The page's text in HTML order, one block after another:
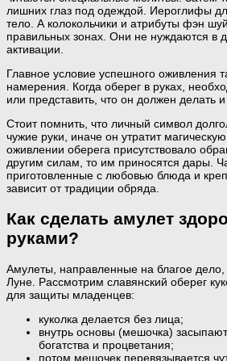
лишних глаз под одеждой. Иероглифы
тело. А колокольчики и атрибуты фэн
правильных зонах. Они не нуждаются в
активации.
Главное условие успешного оживления
намерения. Когда оберег в руках,
или представить, что он должен делать
Стоит помнить, что личный символ
чужие руки, иначе он утратит
оживлении оберега присутствовало
другим силам, то им приносятся дары.
приготовленные с любовью блюда и
зависит от традиции обряда.
Как сделать амулет
руками?
Амулеты, направленные на благое дело,
Луне. Рассмотрим славянский оберег
для защиты младенцев:
куколка делается без лица;
внутрь основы (мешочка)
богатства и процветания;
потом мешочек перевязывается